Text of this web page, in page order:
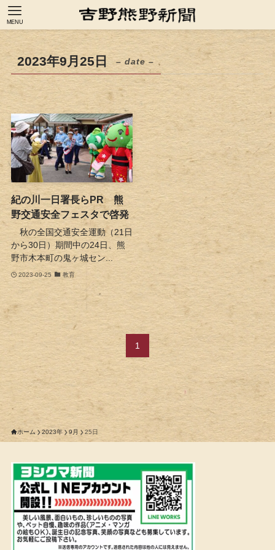
MENU
2023年9月25日 – date –
紀の川一日署長らPR 熊
野交通安全フェスタで啓発
秋の全国交通安全運動（21日
から30日）期間中の24日、熊
野市木本町の鬼ヶ城セン...
2023-09-25 教育
1
ホーム 2023年 9月 25日